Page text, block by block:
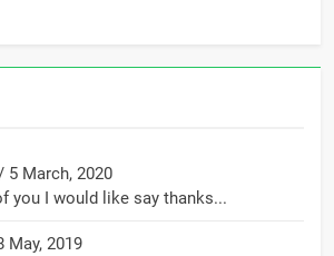
5 March, 2020
you I would like say thanks...
May, 2019